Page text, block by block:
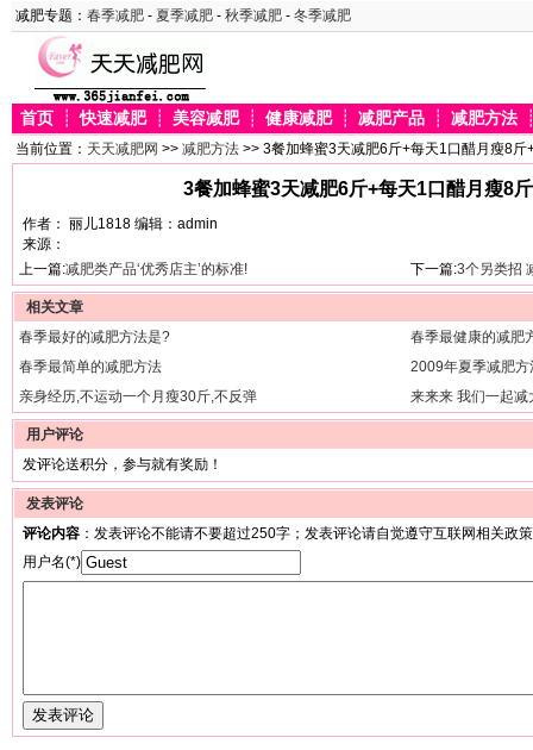
减肥专题： 春季减肥 - 夏季减肥 - 秋季减肥 - 冬季减肥
首页 ┊ 快速减肥 ┊ 美容减肥 ┊ 健康减肥 ┊ 减肥产品 ┊ 减肥方法
当前位置： 天天减肥网 >> 减肥方法 >> 3餐加蜂蜜3天减肥6斤+每天1口醋月瘦8斤
3餐加蜂蜜3天减肥6斤+每天1口醋月瘦8
作者： 丽儿1818 编辑：admin
来源：
上一篇:减肥类产品‘优秀店主’的标准! 下一篇:3个另类招
相关文章
春季最好的减肥方法是?
春季最健康的减肥
春季最简单的减肥方法
2009年夏季减肥
亲身经历,不运动一个月瘦30斤,不反弹
来来来 我们一起减
用户评论
发评论送积分，参与就有奖励！
发表评论
评论内容 ：发表评论不能请不要超过250字；发表评论请自觉遵守互联网相关政
用户名(*)